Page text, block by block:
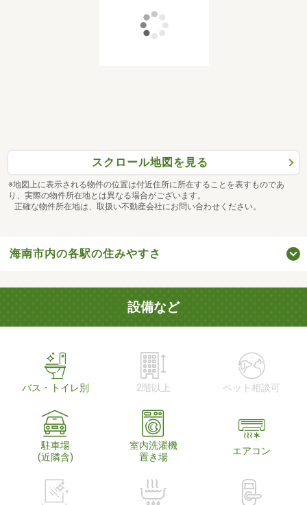
スクロール地図を見る
※地図上に表示される物件の位置は付近住所に所在することを表すものであ
り、実際の物件所在地とは異なる場合がございます。
正確な物件所在地は、取扱い不動産会社にお問い合わせください。
海南市内の各駅の住みやすさ
設備など
バス・トイレ別 2階以上 ペット相談可
駐車場
(近隣含)
室内洗濯機
置き場
エアコン